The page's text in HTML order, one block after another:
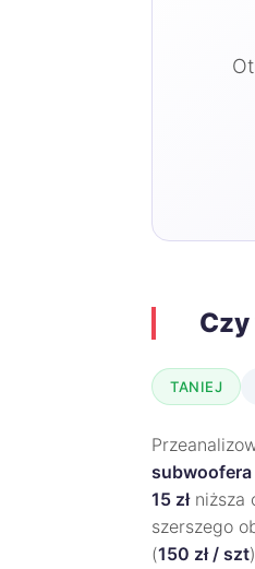
TANIEJ
subwoofera
15 złniższa
szerszego
(150 zł / szt